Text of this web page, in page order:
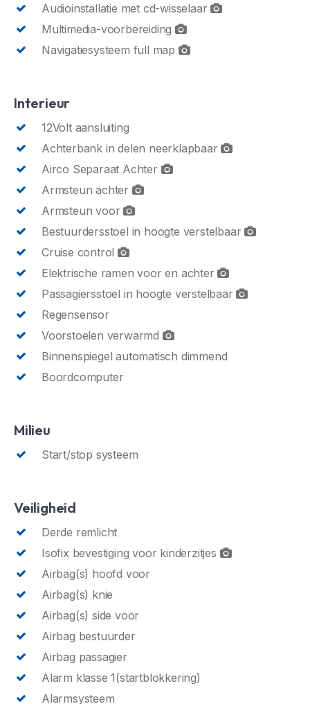
Audioinstallatie met cd-wisselaar
Multimedia-voorbereiding
Navigatiesysteem full map
Interieur
12Volt aansluiting
Achterbank in delen neerklapbaar
Airco Separaat Achter
Armsteun achter
Armsteun voor
Bestuurdersstoel in hoogte verstelbaar
Cruise control
Elektrische ramen voor en achter
Passagiersstoel in hoogte verstelbaar
Regensensor
Voorstoelen verwarmd
Binnenspiegel automatisch dimmend
Boordcomputer
Milieu
Start/stop systeem
Veiligheid
Derde remlicht
Isofix bevestiging voor kinderzitjes
Airbag(s) hoofd voor
Airbag(s) knie
Airbag(s) side voor
Airbag bestuurder
Airbag passagier
Alarm klasse 1(startblokkering)
Alarmsysteem